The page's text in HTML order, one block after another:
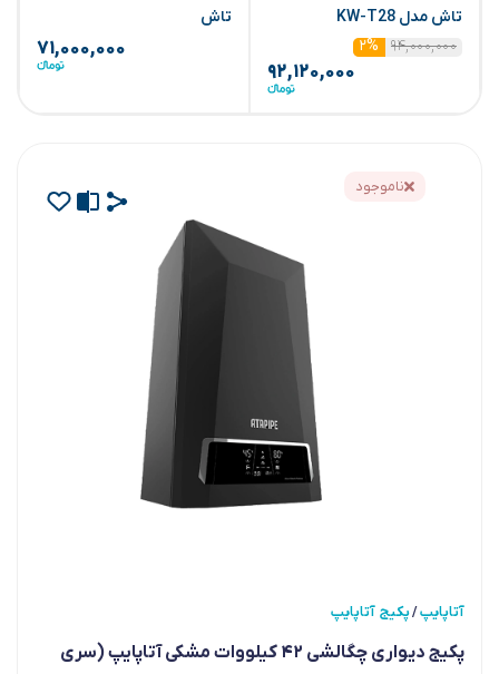
تاش مدل KW-T28
۹۴,۰۰۰,۰۰۰
۲%
۹۲,۱۲۰,۰۰۰
تاش
۷۱,۰۰۰,۰۰۰
ناموجود
آتاپایپ/پکیج آتاپایپ
پکیج دیواری چگالشی ۴۲ کیلووات مشکی آتاپایپ (سری